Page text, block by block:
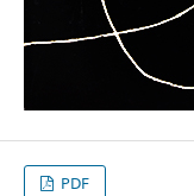
PDF